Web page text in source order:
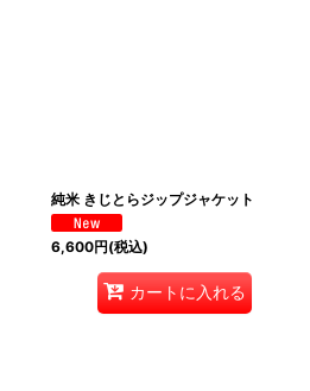
純米 きじとらジップジャケット
6,600円(税込)
カートに入れる